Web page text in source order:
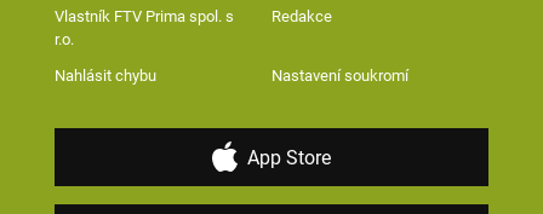
Vlastník FTV Prima spol. s
r.o.
Redakce
Nahlásit chybu Nastavení soukromí
App Store